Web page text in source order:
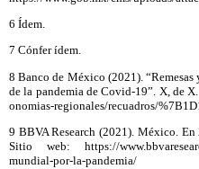
6 Ídem.
7 Cónfer ídem.
8 Banco de México (2021).
de la pandemia de Covid-19”. X, de
onomias-regionales/recuadros/
9 BBVA Research (2021). México.
Sitio web: https://
mundial-por-la-pandemia/